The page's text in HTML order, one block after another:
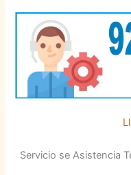
Servicio se Asistencia